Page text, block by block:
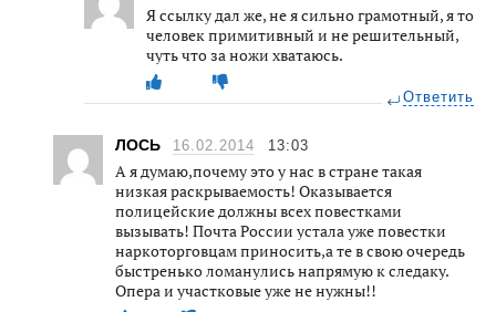
Я ссылку дал же, не я сильно грамотный, я то
человек примитивный и не решительный,
чуть что за ножи хватаюсь.
Ответить
ЛОСЬ 16.02.2014 13:03
А я думаю,почему это у нас в стране такая
низкая раскрываемость! Оказывается
полицейские должны всех повестками
вызывать! Почта России устала уже повестки
наркоторговцам приносить,а те в свою очередь
быстренько ломанулись напрямую к следаку.
Опера и участковые уже не нужны!!